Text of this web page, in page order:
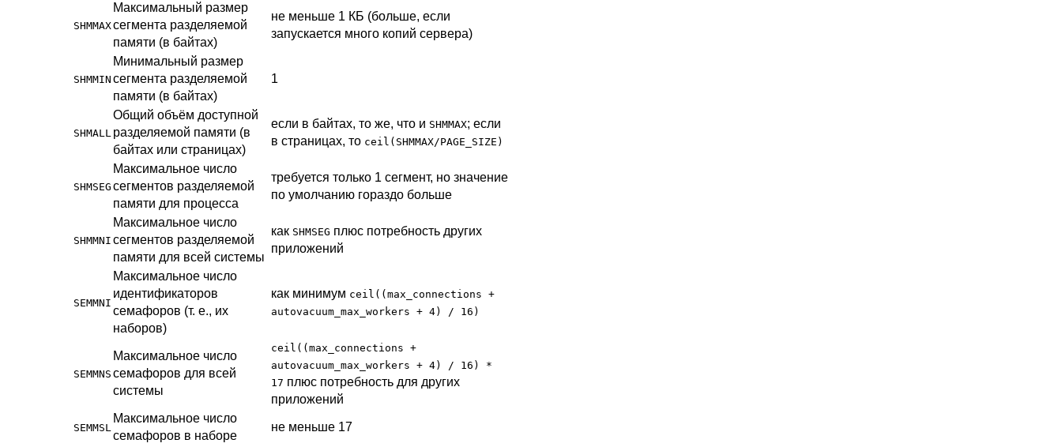
SHMMAX
Максимальный размер
сегмента разделяемой
памяти (в байтах)
не меньше 1 КБ (больше, если
запускается много копий сервера)
SHMMIN
Минимальный размер
сегмента разделяемой
памяти (в байтах)
1
SHMALL
Общий объём доступной
разделяемой памяти (в
байтах или страницах)
если в байтах, то же, что и SHMMAX; если
в страницах, то ceil(SHMMAX/PAGE_SIZE)
SHMSEG
Максимальное число
сегментов разделяемой
памяти для процесса
требуется только 1 сегмент, но значение
по умолчанию гораздо больше
SHMMNI
Максимальное число
сегментов разделяемой
памяти для всей системы
как SHMSEG плюс потребность других
приложений
SEMMNI
Максимальное число
идентификаторов
семафоров (т. е., их
наборов)
как минимум ceil((max_connections +
autovacuum_max_workers + 4) / 16)
SEMMNS
Максимальное число
семафоров для всей
системы
ceil((max_connections +
autovacuum_max_workers + 4) / 16) *
17 плюс потребность для других
приложений
SEMMSL
Максимальное число
семафоров в наборе
не меньше 17